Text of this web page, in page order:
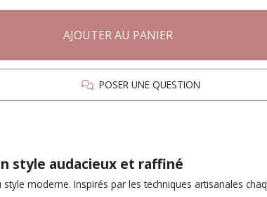
AJOUTER AU PANIER
POSER UNE QUESTION
style audacieux et raffiné
moderne. Inspirés par les techniques artisanales